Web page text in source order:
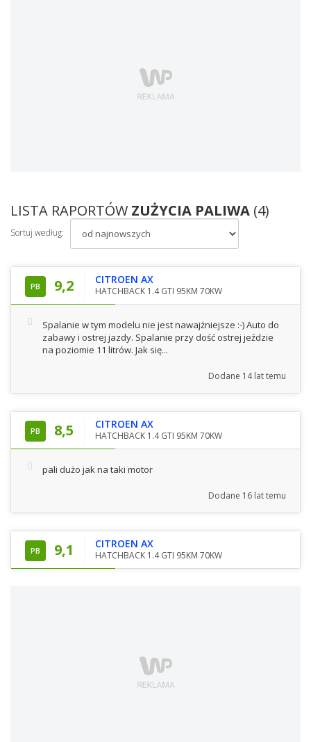
LISTA RAPORTÓW ZUŻYCIA PALIWA (4)
Sortuj według:
PB 9,2 CITROEN AX
HATCHBACK 1.4 GTI 95KM 70KW
Spalanie w tym modelu nie jest nawajżniejsze :-) Auto do
zabawy i ostrej jazdy. Spalanie przy dość ostrej jeździe
na poziomie 11 litrów. Jak się...
Dodane 14 lat temu
PB 8,5 CITROEN AX
HATCHBACK 1.4 GTI 95KM 70KW
pali dużo jak na taki motor
Dodane 16 lat temu
PB 9,1 CITROEN AX
HATCHBACK 1.4 GTI 95KM 70KW